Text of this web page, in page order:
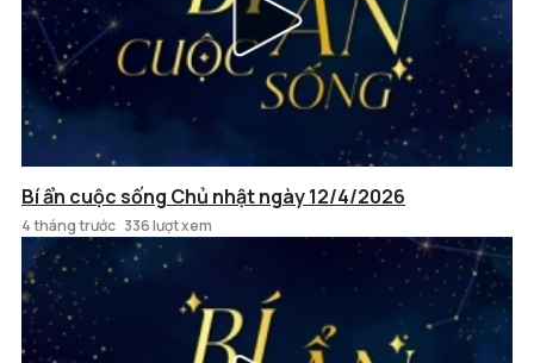
Bí ẩn cuộc sống Chủ nhật ngày 12/4/2026
4 tháng trước 336 lượt xem